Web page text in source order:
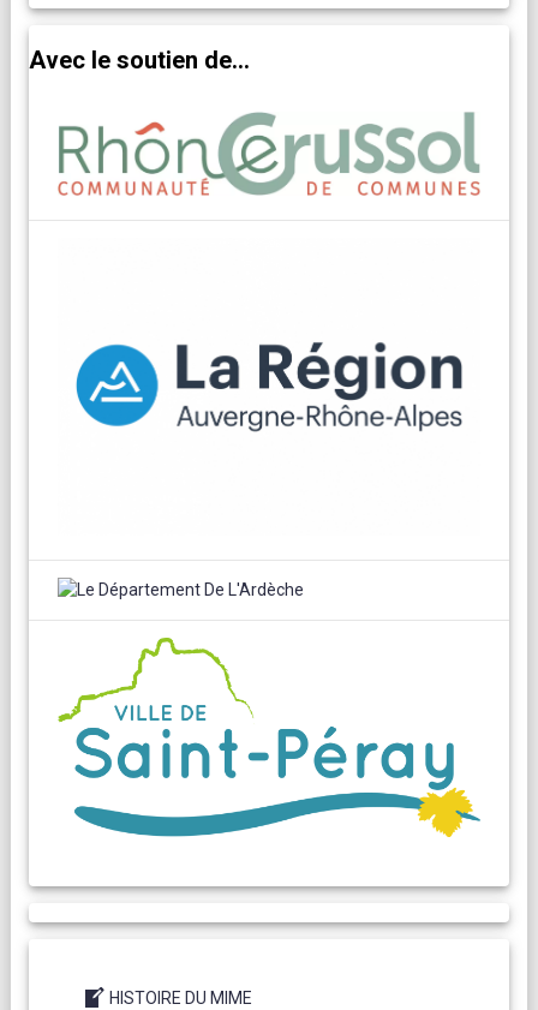
Avec le soutien de...
HISTOIRE DU MIME